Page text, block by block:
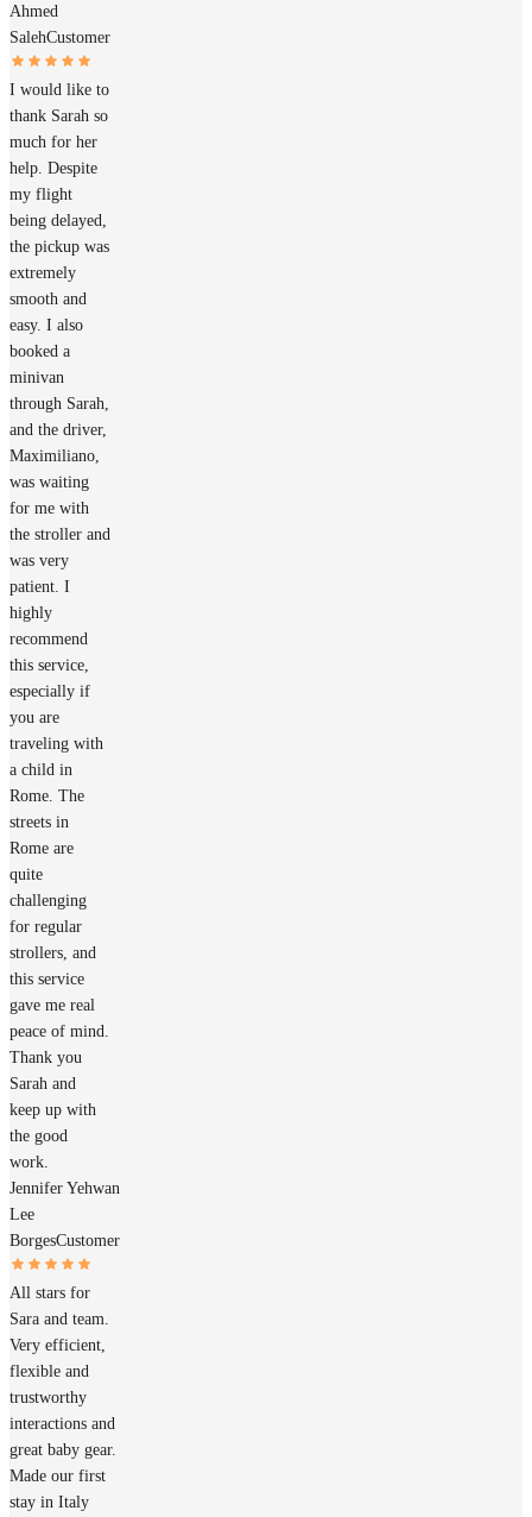
Ahmed
SalehCustomer
I would like to
thank Sarah so
much for her
help. Despite
my flight
being delayed,
the pickup was
extremely
smooth and
easy. I also
booked a
minivan
through Sarah,
and the driver,
Maximiliano,
was waiting
for me with
the stroller and
was very
patient. I
highly
recommend
this service,
especially if
you are
traveling with
a child in
Rome. The
streets in
Rome are
quite
challenging
for regular
strollers, and
this service
gave me real
peace of mind.
Thank you
Sarah and
keep up with
the good
work.
Jennifer Yehwan
Lee
BorgesCustomer
All stars for
Sara and team.
Very efficient,
flexible and
trustworthy
interactions and
great baby gear.
Made our first
stay in Italy